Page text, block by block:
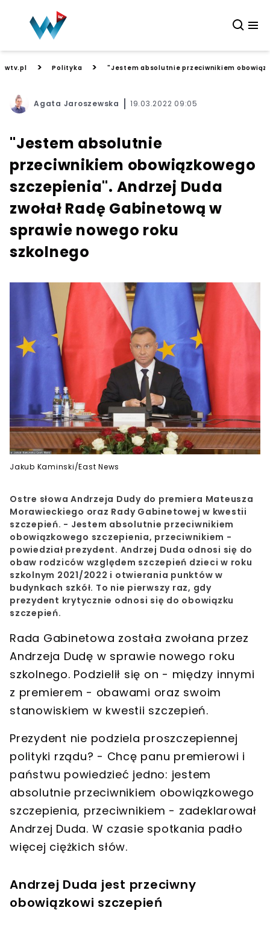
wtv.pl > Polityka > "Jestem absolutnie przeciwnikiem
Agata Jaroszewska 19.03.2022 09:05
"Jestem absolutnie
przeciwnikiem obowiązkowego
szczepienia". Andrzej Duda
zwołał Radę Gabinetową w
sprawie nowego roku
szkolnego
Jakub Kaminski/East News
Ostre słowa Andrzeja Dudy do premiera Mateusza
Morawieckiego oraz Rady Gabinetowej w kwestii
szczepień. - Jestem absolutnie przeciwnikiem
obowiązkowego szczepienia, przeciwnikiem -
powiedział prezydent. Andrzej Duda odnosi się do
obaw rodziców względem szczepień dzieci w roku
szkolnym 2021/2022 i otwierania punktów w
budynkach szkół. To nie pierwszy raz, gdy
prezydent krytycznie odnosi się do obowiązku
szczepień.
Rada Gabinetowa została zwołana przez
Andrzeja Dudę w sprawie nowego roku
szkolnego. Podzielił się on - między innymi
z premierem - obawami oraz swoim
stanowiskiem w kwestii szczepień.
Prezydent nie podziela proszczepiennej
polityki rządu? - Chcę panu premierowi i
państwu powiedzieć jedno: jestem
absolutnie przeciwnikiem obowiązkowego
szczepienia, przeciwnikiem - zadeklarował
Andrzej Duda. W czasie spotkania padło
więcej ciężkich słów.
Andrzej Duda jest przeciwny
obowiązkowi szczepień